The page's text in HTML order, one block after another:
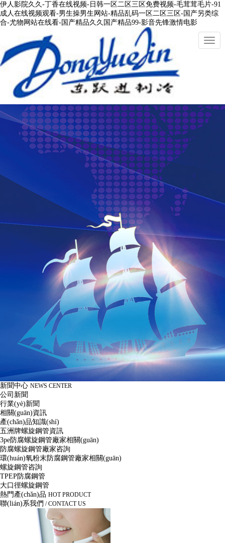
伊人影院久久-丁香在线视频-日韩一区二区三区免费视频-毛茸茸毛片-91
成人在线视频观看-男生操男生网站-精品乱码一区二区三区-国产另类综
合-尤物网站在线看-国产精品久久国产精品99-影音先锋激情电影
切
換
新聞中心 NEWS CENTER
公司新聞
行業(yè)新聞
相關(guān)資訊
產(chǎn)品知識(shí)
五洲牌螺旋鋼管資訊
3pe防腐螺旋鋼管廠家相關(guān)
防腐螺旋鋼管廠家咨詢
環(huán)氧粉末防腐鋼管廠家相關(guān)
螺旋鋼管咨詢
TPEP防腐鋼管
大口徑螺旋鋼管
熱門產(chǎn)品 HOT PRODUCT
聯(lián)系我們 / CONTACT US